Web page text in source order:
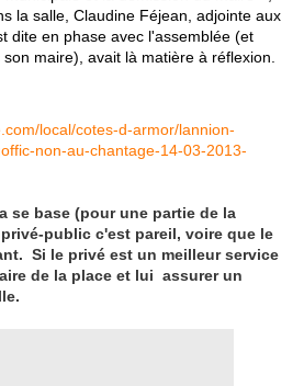
la salle, Claudine Féjean, adjointe aux
dite en phase avec l'assemblée (et
maire), avait là matière à réflexion.
local/cotes-d-armor/lannion-
non-au-chantage-14-03-2013-
se base (pour une partie de la
public c'est pareil, voire que le
Si le privé est un meilleur service
de la place et lui assurer un